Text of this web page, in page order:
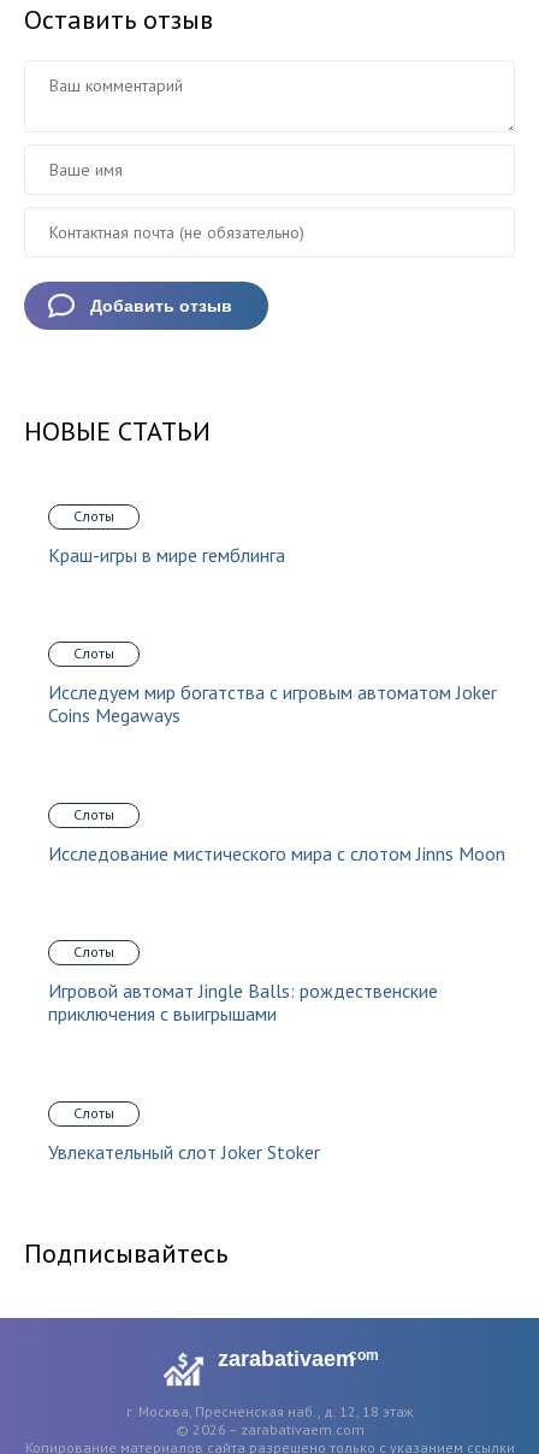
Оставить отзыв
НОВЫЕ СТАТЬИ
Слоты
Краш-игры в мире гемблинга
Слоты
Исследуем мир богатства с игровым автоматом Joker
Coins Megaways
Слоты
Исследование мистического мира с слотом Jinns Moon
Слоты
Игровой автомат Jingle Balls: рождественские
приключения с выигрышами
Слоты
Увлекательный слот Joker Stoker
Подписывайтесь
zarabativaemcom
г. Москва, Пресненская наб., д. 12, 18 этаж
© 2026 – zarabativaem.com
Копирование материалов сайта разрешено только с указанием ссылки